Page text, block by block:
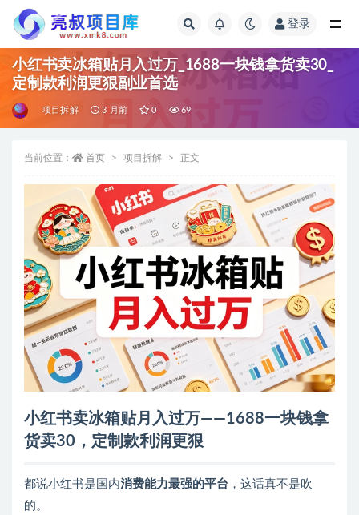
登录
小红书卖冰箱贴月入过万_1688一块钱拿货卖30_
定制款利润更狠副业首选
项目拆解 3 月前 0 69
当前位置： 首页 项目拆解 正文
小红书卖冰箱贴月入过万——1688一块钱拿
货卖30，定制款利润更狠
都说小红书是国内消费能力最强的平台 ，这话真不是吹
的。